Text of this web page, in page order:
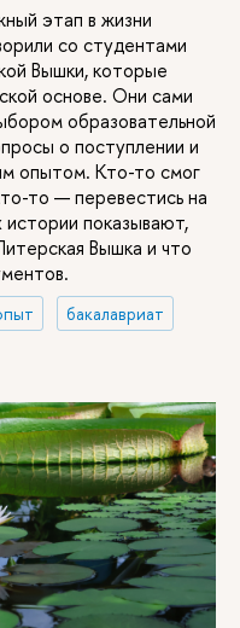
/ 4 2 года Очная
/ 8 2 года Очная
/ 2 2 года Очная
этап в жизни
со студентами
Вышки, которые
основе. Они сами
образовательной
о поступлении и
опытом. Кто-то смог
то — перевестись на
показывают,
Вышка и что
бакалавриат